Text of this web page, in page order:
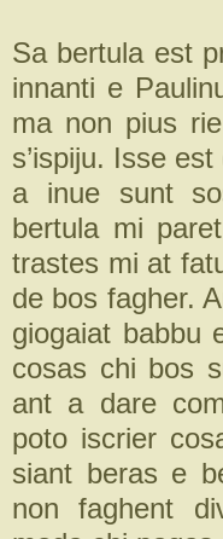
Sa bertula est
innanti e
ma non pius
s’ispiju. Isse
a inue sunt
bertula mi
trastes mi at
de bos fagher.
giogaiat babbu
cosas chi bos
ant a dare
poto iscrier
siant beras e
non faghent